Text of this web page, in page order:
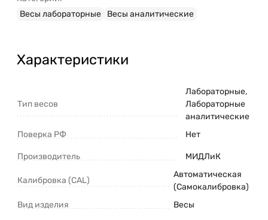
Весы лабораторные
Весы аналитические
Характеристики
Тип весов
Лабораторные,
Лабораторные
аналитические
Поверка РФ
Нет
Производитель МИДЛиК
Калибровка (CAL)
Автоматическая
(Самокалибровка)
Вид изделия
Весы